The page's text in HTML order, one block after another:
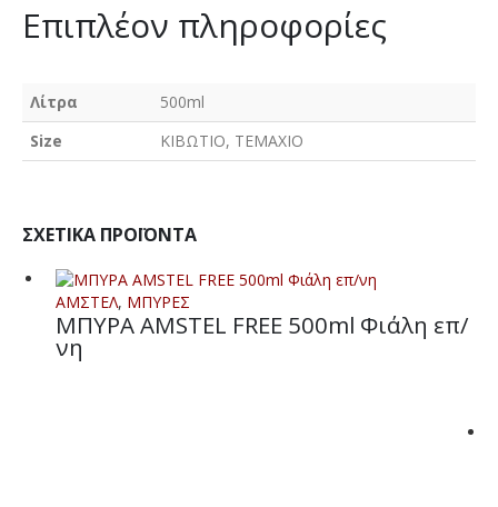
Επιπλέον πληροφορίες
Λίτρα
500ml
Size
ΚΙΒΩΤΙΟ, ΤΕΜΑΧΙΟ
ΣΧΕΤΙΚΆ ΠΡΟΪΌΝΤΑ
ΑΜΣΤΕΛ, ΜΠΥΡΕΣ
ΜΠΥΡΑ AMSTEL FREE 500ml Φιάλη επ/
νη